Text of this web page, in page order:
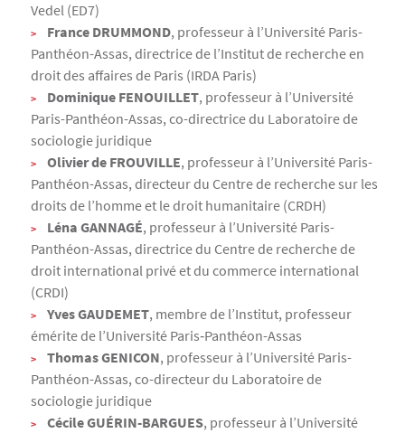
Vedel (ED7)
France DRUMMOND, professeur à l’Université Paris-
Panthéon-Assas, directrice de l’Institut de recherche en
droit des affaires de Paris (IRDA Paris)
Dominique FENOUILLET, professeur à l’Université
Paris-Panthéon-Assas, co-directrice du Laboratoire de
sociologie juridique
Olivier de FROUVILLE, professeur à l’Université Paris-
Panthéon-Assas, directeur du Centre de recherche sur les
droits de l’homme et le droit humanitaire (CRDH)
Léna GANNAGÉ, professeur à l’Université Paris-
Panthéon-Assas, directrice du Centre de recherche de
droit international privé et du commerce international
(CRDI)
Yves GAUDEMET, membre de l’Institut, professeur
émérite de l’Université Paris‐Panthéon-Assas
Thomas GENICON, professeur à l’Université Paris-
Panthéon-Assas, co-directeur du Laboratoire de
sociologie juridique
Cécile GUÉRIN-BARGUES, professeur à l’Université